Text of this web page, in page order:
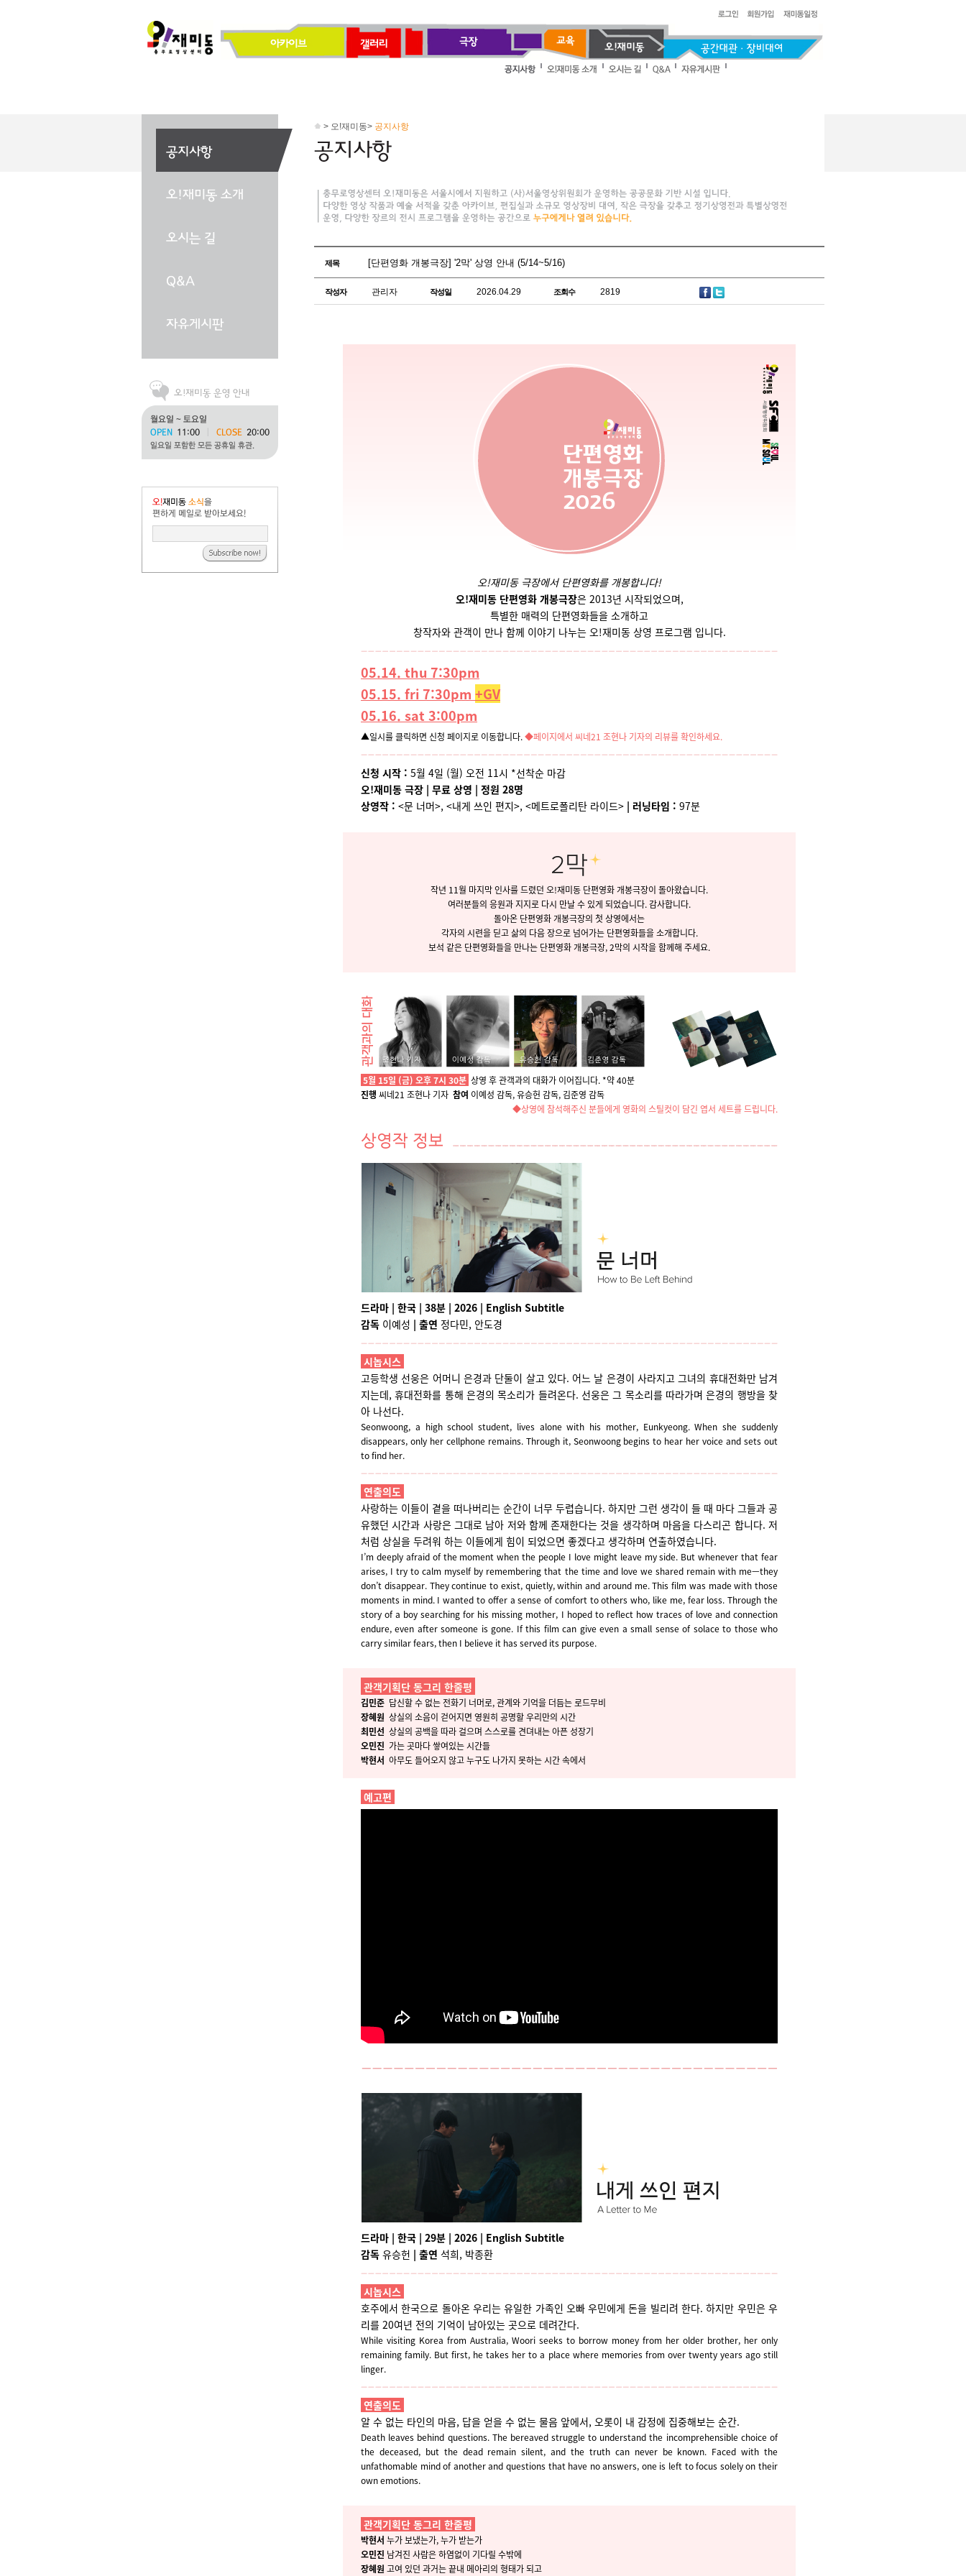
> 오!재미동> 공지사항
제목 [단편영화 개봉극장] '2막' 상영 안내 (5/14~5/16)
작성자 관리자 작성일 2026.04.29 조회수 2819
오!재미동 극장에서 단편영화를 개봉합니다!
오!재미동 단편영화 개봉극장은 2013년 시작되었으며,
특별한 매력의 단편영화들을 소개하고
창작자와 관객이 만나 함께 이야기 나누는 오!재미동 상영 프로그램 입니다.
05.14. thu 7:30pm
05.15. fri 7:30pm +GV
05.16. sat 3:00pm
▲일시를 클릭하면 신청 페이지로 이동합니다.◆페이지에서 씨네21 조현나 기자의 리뷰를 확인하세요.
신청 시작 : 5월 4일 (월) 오전 11시 *선착순 마감
오!재미동 극장 | 무료 상영 | 정원 28명
상영작 : <문 너머>, <내게 쓰인 편지>, <메트로폴리탄 라이드> | 러닝타임 : 97분
작년 11월 마지막 인사를 드렸던 오!재미동 단편영화 개봉극장이 돌아왔습니다.
여러분들의 응원과 지지로 다시 만날 수 있게 되었습니다. 감사합니다.
돌아온 단편영화 개봉극장의 첫 상영에서는
각자의 시련을 딛고 삶의 다음 장으로 넘어가는 단편영화들을 소개합니다.
보석 같은 단편영화들을 만나는 단편영화 개봉극장, 2막의 시작을 함께해 주세요.
5월 15일 (금) 오후 7시 30분 상영 후관객과의 대화가 이어집니다. *약 40분
진행 씨네21 조현나 기자 참여 이예성 감독, 유승헌 감독, 김준영 감독
◆상영에 참석해주신 분들에게 영화의 스틸컷이 담긴 엽서 세트를 드립니다.
드라마 | 한국 | 38분 | 2026 | English Subtitle
감독 이예성 | 출연 정다민, 안도경
시놉시스
고등학생 선웅은 어머니 은경과 단둘이 살고 있다. 어느 날 은경이 사라지고 그녀의 휴대전화만 남겨
지는데, 휴대전화를 통해 은경의 목소리가 들려온다. 선웅은 그 목소리를 따라가며 은경의 행방을 찾
아 나선다.
Seonwoong, a high school student, lives alone with his mother, Eunkyeong.When she suddenly
disappears, only her cellphone remains. Through it, Seonwoong begins to hear her voice and sets out
to find her.
연출의도
사랑하는 이들이 곁을 떠나버리는 순간이 너무 두렵습니다. 하지만 그런 생각이 들 때 마다 그들과 공
유했던 시간과 사랑은 그대로 남아 저와 함께 존재한다는 것을 생각하며 마음을 다스리곤 합니다. 저
처럼 상실을 두려워 하는 이들에게 힘이 되었으면 좋겠다고 생각하며 연출하였습니다.
I’m deeply afraid of the moment when the people I love might leave my side. But whenever that fear
arises, I try to calm myself by remembering that the time and love we shared remain with me—they
don’t disappear. They continue to exist, quietly, within and around me. This film was made with those
moments in mind. I wanted to offer a sense of comfort to others who, like me, fear loss. Through the
story of a boy searching for his missing mother, I hoped to reflect how traces of love and connection
endure, even after someone is gone. If this film can give even a small sense of solace to those who
carry similar fears, then I believe it has served its purpose.
관객기획단 동그리 한줄평
김민준 답신할 수 없는 전화기 너머로, 관계와 기억을 더듬는 로드무비
장혜원 상실의 소음이 걷어지면 영원히 공명할 우리만의 시간
최민선 상실의 공백을 따라 걸으며 스스로를 견뎌내는 아픈 성장기
오민진 가는 곳마다 쌓여있는 시간들
박현서 아무도 들어오지 않고 누구도 나가지 못하는 시간 속에서
예고편
드라마 | 한국 | 29분 | 2026 | English Subtitle
감독 유승헌 | 출연 석희, 박종환
시놉시스
호주에서 한국으로 돌아온 우리는 유일한 가족인 오빠 우민에게 돈을 빌리려 한다. 하지만 우민은 우
리를 20여년 전의 기억이 남아있는 곳으로 데려간다.
While visiting Korea from Australia, Woori seeks to borrow money from her older brother, her only
remaining family. But first, he takes her to a place where memories from over twenty years ago still
linger.
연출의도
알 수 없는 타인의 마음, 답을 얻을 수 없는 물음 앞에서, 오롯이 내 감정에 집중해보는 순간.
Death leaves behind questions. The bereaved struggle to understand the incomprehensible choice of
the deceased, but the dead remain silent, and the truth can never be known. Faced with the
unfathomable mind of another and questions that have no answers, one is left to focus solely on their
own emotions.
관객기획단 동그리 한줄평
박현서 누가 보냈는가, 누가 받는가
오민진 남겨진 사람은 하염없이 기다릴 수밖에
장혜원 고여 있던 과거는 끝내 메아리의 형태가 되고